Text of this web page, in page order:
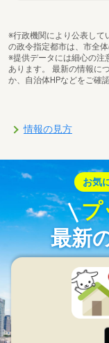
※行政機関により公表して
の政令指定都市は、市全
※提供データには細心の注
あります。 最新の情報に
か、自治体HPなどをご確
情報の見方
お気
プ
最新